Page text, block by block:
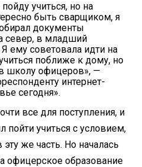
учиться, но на
быть сварщиком, я
документы
север, в младший
ему советовала идти на
поближе к дому, но
школу офицеров», —
интернет-
сегодня».
все для поступления, и
учиться с условием,
же часть. Но началась
офицерское образование